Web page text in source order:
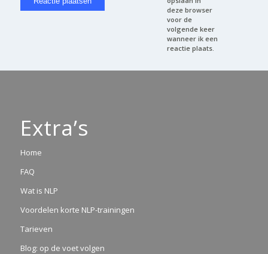
deze browser
voor de
volgende keer
wanneer ik een
reactie plaats.
Extra’s
Home
FAQ
Wat is NLP
Voordelen korte NLP-trainingen
Tarieven
Blog: op de voet volgen